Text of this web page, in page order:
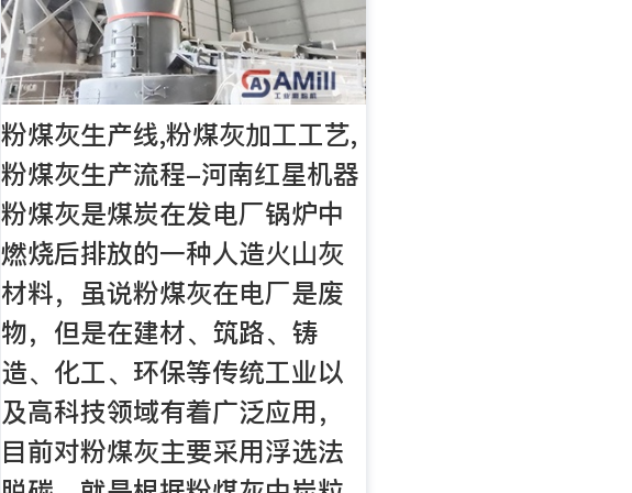
粉煤灰生产线,粉煤灰加工工艺,
粉煤灰生产流程-河南红星机器
粉煤灰是煤炭在发电厂锅炉中
燃烧后排放的一种人造火山灰
材料，虽说粉煤灰在电厂是废
物，但是在建材、筑路、铸
造、化工、环保等传统工业以
及高科技领域有着广泛应用，
目前对粉煤灰主要采用浮选法